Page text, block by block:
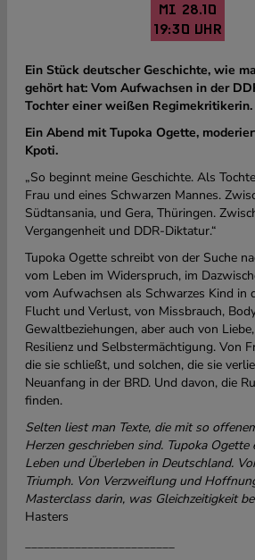
MI 28.10
19:30 UHR
Ein Stück deutscher Geschichte, wie
gehört hat: Vom Aufwachsen in der
Tochter einer weißen Regimekritikerin.
Ein Abend mit Tupoka Ogette,
Kpoti.
„So beginnt meine Geschichte. Als
Frau und eines Schwarzen Mannes.
Südtansania, und Gera, Thüringen.
Vergangenheit und DDR-Diktatur.“
Tupoka Ogette schreibt von der Suche
vom Leben im Widerspruch, im
vom Aufwachsen als Schwarzes Kind in
Flucht und Verlust, von Missbrauch,
Gewaltbeziehungen, aber auch von
Resilienz und Selbstermächtigung. Von
die sie schließt, und solchen, die sie
Neuanfang in der BRD. Und davon, die
finden.
Selten liest man Texte, die mit so
Herzen geschrieben sind. Tupoka Ogette
Leben und Überleben in Deutschland.
Triumph. Von Verzweiflung und
Masterclass darin, was Gleichzeitigkeit
Hasters